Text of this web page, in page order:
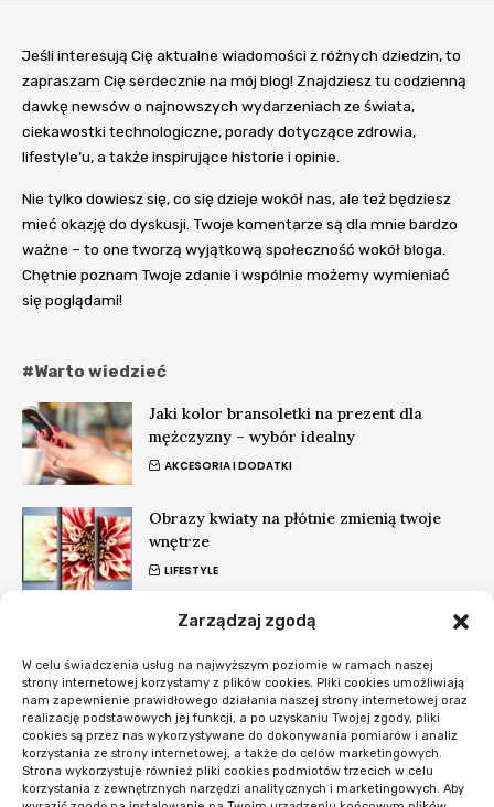
Zarządzaj zgodą
W celu świadczenia usług na najwyższym poziomie w ramach naszej
strony internetowej korzystamy z plików cookies. Pliki cookies umożliwiają
nam zapewnienie prawidłowego działania naszej strony internetowej oraz
realizację podstawowych jej funkcji, a po uzyskaniu Twojej zgody, pliki
cookies są przez nas wykorzystywane do dokonywania pomiarów i analiz
korzystania ze strony internetowej, a także do celów marketingowych.
Strona wykorzystuje również pliki cookies podmiotów trzecich w celu
korzystania z zewnętrznych narzędzi analitycznych i marketingowych. Aby
Jeśli interesują Cię aktualne wiadomości z różnych dziedzin, to
zapraszam Cię serdecznie na mój blog! Znajdziesz tu codzienną
dawkę newsów o najnowszych wydarzeniach ze świata,
ciekawostki technologiczne, porady dotyczące zdrowia,
lifestyle’u, a także inspirujące historie i opinie.
Nie tylko dowiesz się, co się dzieje wokół nas, ale też będziesz
mieć okazję do dyskusji. Twoje komentarze są dla mnie bardzo
ważne – to one tworzą wyjątkową społeczność wokół bloga.
Chętnie poznam Twoje zdanie i wspólnie możemy wymieniać
się poglądami!
#Warto wiedzieć
Jaki kolor bransoletki na prezent dla
mężczyzny – wybór idealny
AKCESORIA I DODATKI
Obrazy kwiaty na płótnie zmienią twoje
wnętrze
LIFESTYLE
Parapety granitowe – jakie wzory i kolory
DOM I WNĘTRZA
#Nowości
Co sprawdzić przed startem systemu
rezerwacji